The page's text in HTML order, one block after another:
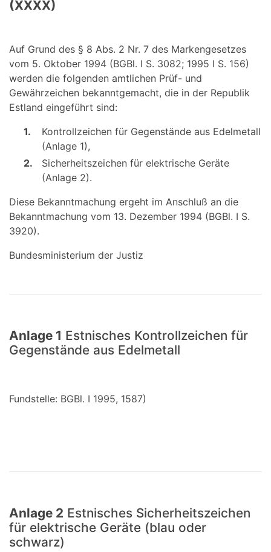
(XXXX)
Auf Grund des § 8 Abs. 2 Nr. 7 des Markengesetzes
vom 5. Oktober 1994 (BGBl. I S. 3082; 1995 I S. 156)
werden die folgenden amtlichen Prüf- und
Gewährzeichen bekanntgemacht, die in der Republik
Estland eingeführt sind:
1.
Kontrollzeichen für Gegenstände aus Edelmetall
(Anlage 1),
2.
Sicherheitszeichen für elektrische Geräte
(Anlage 2).
Diese Bekanntmachung ergeht im Anschluß an die
Bekanntmachung vom 13. Dezember 1994 (BGBl. I S.
3920).
Bundesministerium der Justiz
Anlage 1 Estnisches Kontrollzeichen für
Gegenstände aus Edelmetall
Fundstelle: BGBl. I 1995, 1587)
Anlage 2 Estnisches Sicherheitszeichen
für elektrische Geräte (blau oder
schwarz)